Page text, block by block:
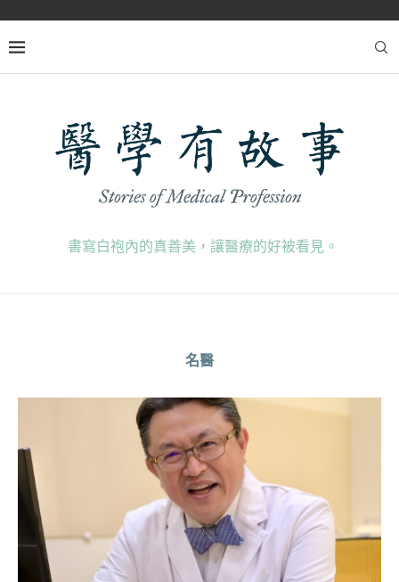
書寫白袍內的真善美，讓醫療的好被看見。
名醫